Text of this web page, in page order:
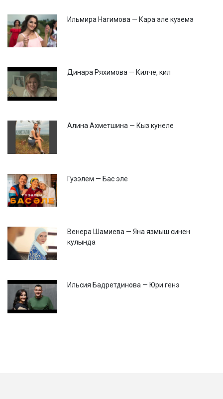
Ильмира Нагимова — Кара эле куземэ
Динара Ряхимова — Килче, кил
Алина Ахметшина — Кыз кунеле
Гузэлем — Бас эле
Венера Шамиева — Яна язмыш синен
кулында
Ильсия Бадретдинова — Юри генэ